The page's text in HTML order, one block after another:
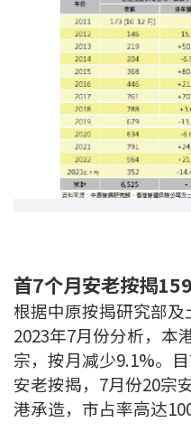
装修·保险优惠
免费装修转介服务
装修设计专栏
火险、家居、宠物保险
联络方式
网上申请按揭转介
条款及细则
首7个月安老按揭
根据中原按揭研究部
2023年7月份分析，本
宗，按月减少9.1%。
安老按揭，7月份20宗
港承造，市占率高达